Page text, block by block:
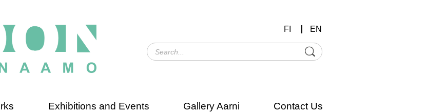
FI EN
Exhibitions and Events Gallery Aarni Contact Us